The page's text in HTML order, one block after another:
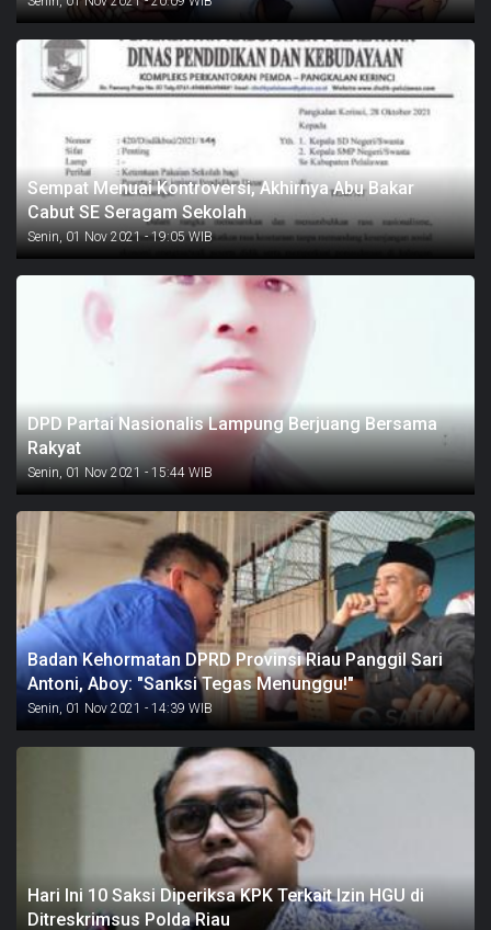
Sempat Menuai Kontroversi, Akhirnya Abu Bakar
Cabut SE Seragam Sekolah
Senin, 01 Nov 2021 - 19:05 WIB
DPD Partai Nasionalis Lampung Berjuang Bersama
Rakyat
Senin, 01 Nov 2021 - 15:44 WIB
Badan Kehormatan DPRD Provinsi Riau Panggil Sari
Antoni, Aboy: "Sanksi Tegas Menunggu!"
Senin, 01 Nov 2021 - 14:39 WIB
Hari Ini 10 Saksi Diperiksa KPK Terkait Izin HGU di
Ditreskrimsus Polda Riau